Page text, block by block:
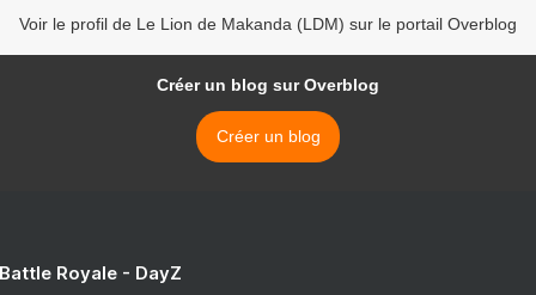
Voir le profil de Le Lion de Makanda (LDM) sur le portail Overblog
Créer un blog sur Overblog
Créer un blog
Royale - DayZ